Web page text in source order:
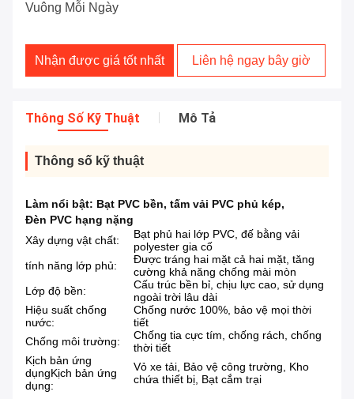
Vuông Mỗi Ngày
Nhận được giá tốt nhất Liên hệ ngay bây giờ
Thông Số Kỹ Thuật Mô Tả
Thông số kỹ thuật
Làm nổi bật: Bạt PVC bền, tấm vải PVC phủ kép,
Đèn PVC hạng nặng
Xây dựng vật chất:
Bạt phủ hai lớp PVC, đế bằng vải
polyester gia cố
tính năng lớp phủ:
Được tráng hai mặt cả hai mặt, tăng
cường khả năng chống mài mòn
Lớp độ bền:
Cấu trúc bền bỉ, chịu lực cao, sử dụng
ngoài trời lâu dài
Hiệu suất chống
nước:
Chống nước 100%, bảo vệ mọi thời
tiết
Chống môi trường:
Chống tia cực tím, chống rách, chống
thời tiết
Kịch bản ứng
dụngKịch bản ứng
dụng:
Vỏ xe tải, Bảo vệ công trường, Kho
chứa thiết bị, Bạt cắm trại